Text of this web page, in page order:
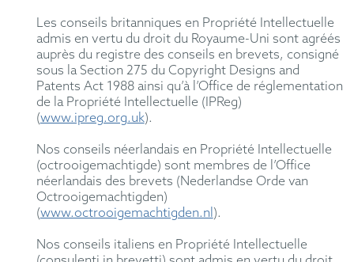
Les conseils britanniques en Propriété Intellectuelle
admis en vertu du droit du Royaume-Uni sont agréés
auprès du registre des conseils en brevets, consigné
sous la Section 275 du Copyright Designs and
Patents Act 1988 ainsi qu’à l’Office de réglementation
de la Propriété Intellectuelle (IPReg)
(www.ipreg.org.uk).
Nos conseils néerlandais en Propriété Intellectuelle
(octrooigemachtigde) sont membres de l’Office
néerlandais des brevets (Nederlandse Orde van
Octrooigemachtigden)
(www.octrooigemachtigden.nl).
Nos conseils italiens en Propriété Intellectuelle